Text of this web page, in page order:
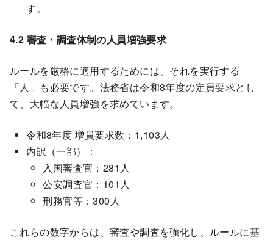
す。
4.2 審査・調査体制の人員増強要求
ルールを厳格に適用するためには、それを実行する
「人」も必要です。法務省は令和8年度の定員要求とし
て、大幅な人員増強を求めています。
令和8年度 増員要求数：1,103人
内訳（一部）：
入国審査官：281人
公安調査官：101人
刑務官等：300人
これらの数字からは、審査や調査を強化し、ルールに基